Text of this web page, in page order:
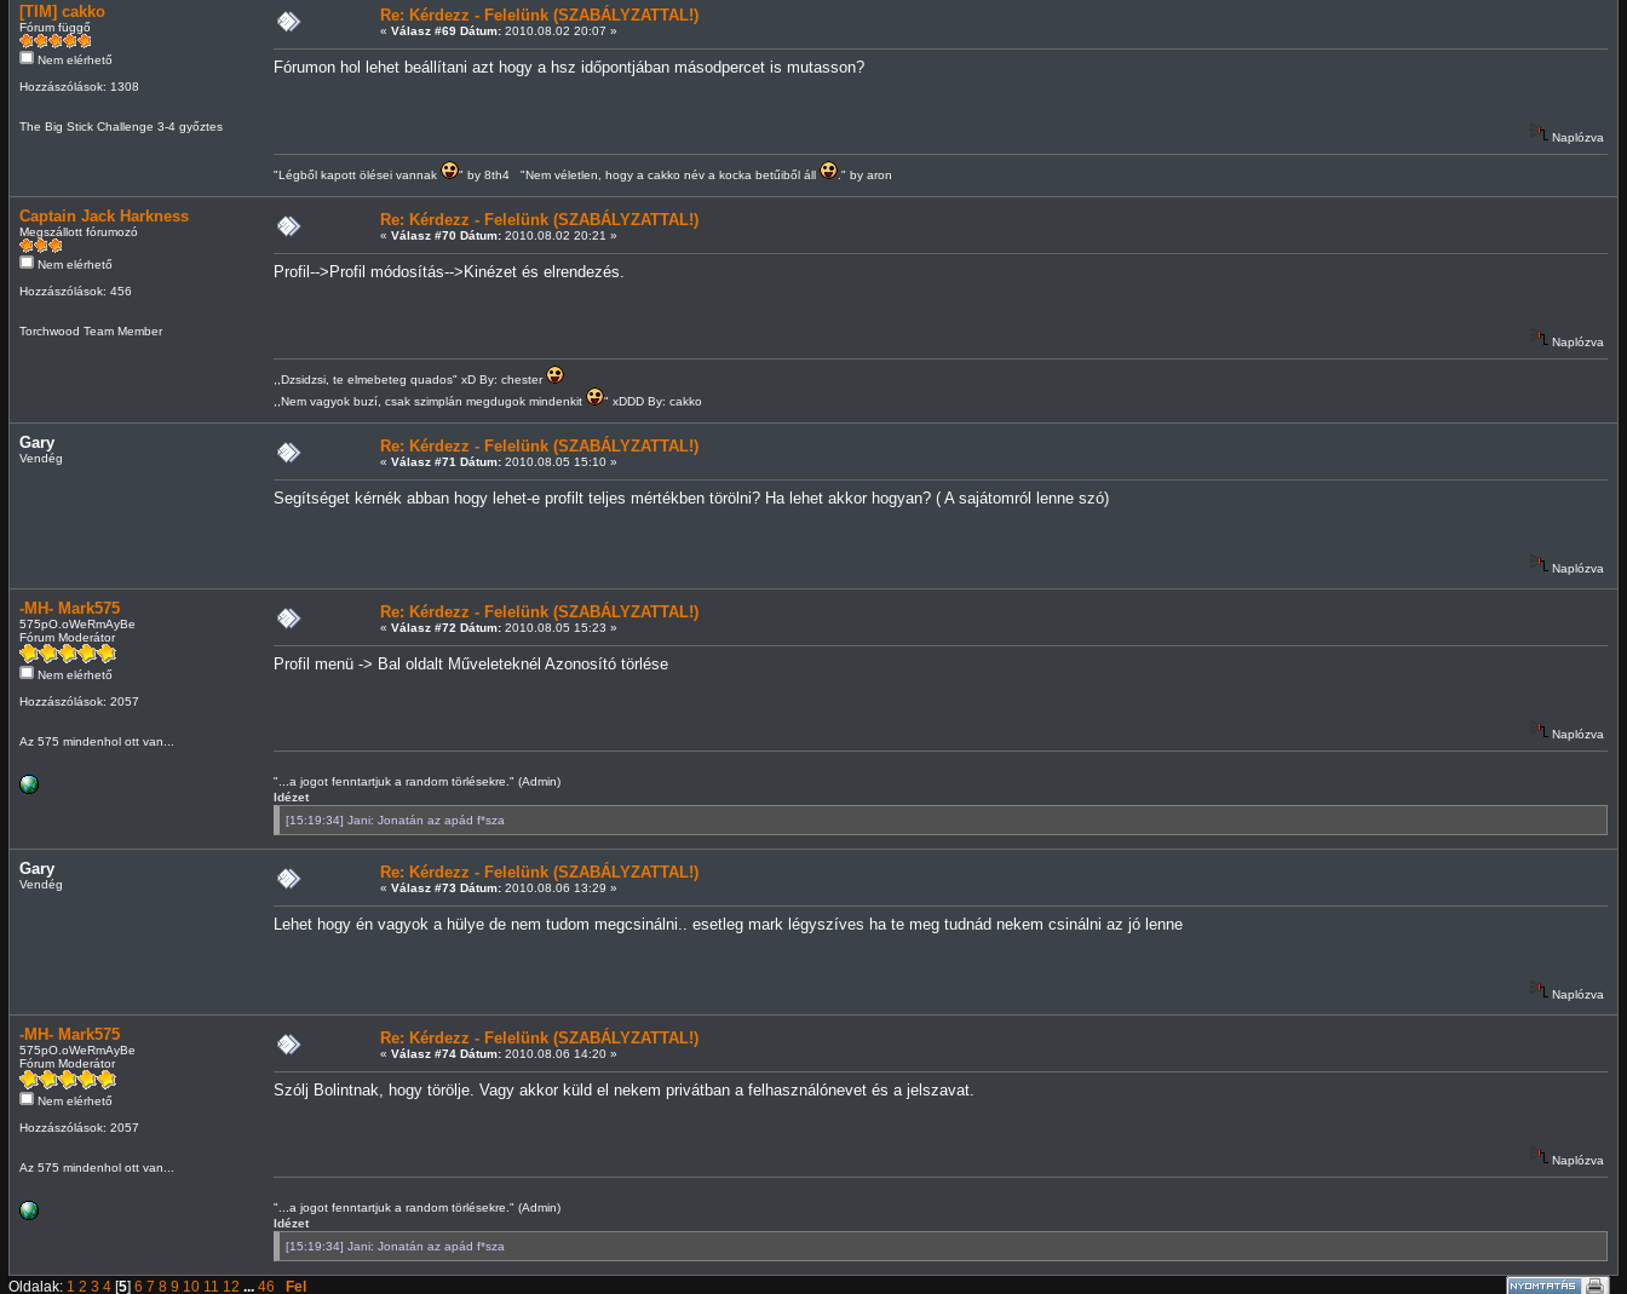
[TIM] cakko
Fórum függő
Nem elérhető
Hozzászólások: 1308
The Big Stick Challenge 3-4 győztes
Re: Kérdezz - Felelünk (SZABÁLYZATTAL!)
« Válasz #69 Dátum:2010.08.02 20:07 »
Fórumon hol lehet beállítani azt hogy a hsz időpontjában másodpercet is mutasson?
Naplózva
"Légből kapott ölései vannak " by 8th4 "Nem véletlen, hogy a cakko név a kocka betűiből áll ." by aron
Captain Jack Harkness
Megszállott fórumozó
Nem elérhető
Hozzászólások: 456
Torchwood Team Member
Re: Kérdezz - Felelünk (SZABÁLYZATTAL!)
« Válasz #70 Dátum:2010.08.02 20:21 »
Profil-->Profil módosítás-->Kinézet és elrendezés.
Naplózva
,,Dzsidzsi, te elmebeteg quados" xD By: chester
,,Nem vagyok buzí, csak szimplán megdugok mindenkit
" xDDD By: cakko
Gary
Vendég
Re: Kérdezz - Felelünk (SZABÁLYZATTAL!)
« Válasz #71 Dátum:2010.08.05 15:10 »
Segítséget kérnék abban hogy lehet-e profilt teljes mértékben törölni? Ha lehet akkor hogyan? ( A sajátomról lenne szó)
Naplózva
-MH- Mark575
575pO.oWeRmAyBe
Fórum Moderátor
Nem elérhető
Hozzászólások: 2057
Az 575 mindenhol ott van...
Re: Kérdezz - Felelünk (SZABÁLYZATTAL!)
« Válasz #72 Dátum:2010.08.05 15:23 »
Profil menü -> Bal oldalt Műveleteknél Azonosító törlése
Naplózva
"...a jogot fenntartjuk a random törlésekre." (Admin)
Idézet
[15:19:34] Jani: Jonatán az apád f*sza
Gary
Vendég
Re: Kérdezz - Felelünk (SZABÁLYZATTAL!)
« Válasz #73 Dátum:2010.08.06 13:29 »
Lehet hogy én vagyok a hülye de nem tudom megcsinálni.. esetleg mark légyszíves ha te meg tudnád nekem csinálni az jó lenne
Naplózva
-MH- Mark575
575pO.oWeRmAyBe
Fórum Moderátor
Nem elérhető
Hozzászólások: 2057
Az 575 mindenhol ott van...
Re: Kérdezz - Felelünk (SZABÁLYZATTAL!)
« Válasz #74 Dátum:2010.08.06 14:20 »
Szólj Bolintnak, hogy törölje. Vagy akkor küld el nekem privátban a felhasználónevet és a jelszavat.
Naplózva
"...a jogot fenntartjuk a random törlésekre." (Admin)
Idézet
[15:19:34] Jani: Jonatán az apád f*sza
Oldalak: 1 2 3 4[5] 6 7 8 9 10 11 12 ... 46 Fel